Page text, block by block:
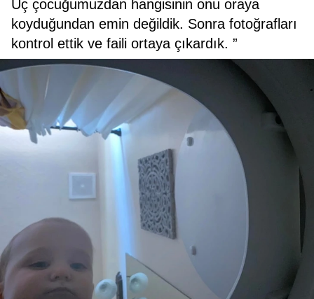
Üç çocuğumuzdan hangisinin onu oraya
koyduğundan emin değildik. Sonra fotoğrafları
kontrol ettik ve faili ortaya çıkardık. ”